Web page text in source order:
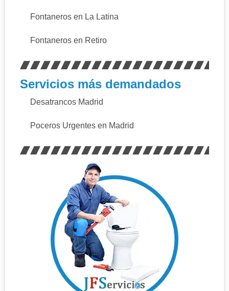
Fontaneros en La Latina
Fontaneros en Retiro
Servicios más demandados
Desatrancos Madrid
Poceros Urgentes en Madrid